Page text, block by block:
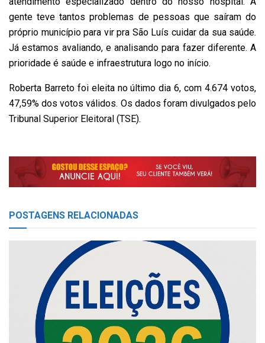
gente teve tantos problemas de pessoas que saíram do
próprio município para vir pra São Luís cuidar da sua saúde.
Já estamos avaliando, e analisando para fazer diferente. A
prioridade é saúde e infraestrutura logo no início.
Roberta Barreto foi eleita no último dia 6, com 4.674 votos,
47,59% dos votos válidos. Os dados foram divulgados pelo
Tribunal Superior Eleitoral (TSE).
POSTAGENS RELACIONADAS